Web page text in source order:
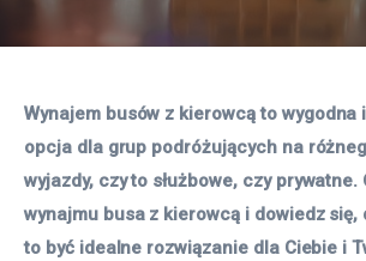
Wynajem busów z kierowcą to wygodna
opcja dla grup podróżujących na
wyjazdy, czy to służbowe, czy
wynajmu busa z kierowcą i dowiedz
to być idealne rozwiązanie dla Ciebie i